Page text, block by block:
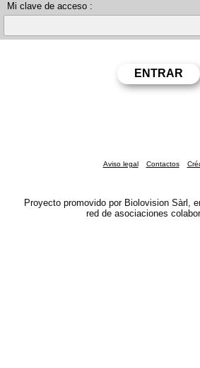
Mi clave de acceso :
Aviso legal Contactos
Proyecto promovido por Biolovision Sàrl,
red de asociaciones